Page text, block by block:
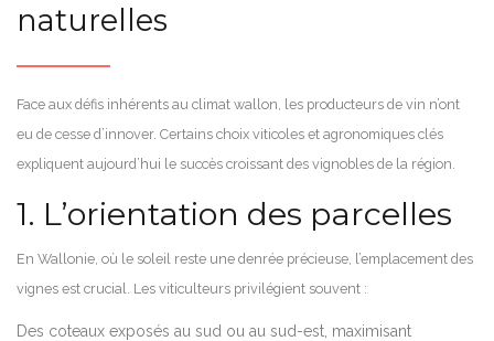
naturelles
Face aux défis inhérents au climat wallon, les producteurs de vin n’ont
eu de cesse d’innover. Certains choix viticoles et agronomiques clés
expliquent aujourd’hui le succès croissant des vignobles de la région.
1. L’orientation des parcelles
En Wallonie, où le soleil reste une denrée précieuse, l’emplacement des
vignes est crucial. Les viticulteurs privilégient souvent :
Des coteaux exposés au sud ou au sud-est, maximisant